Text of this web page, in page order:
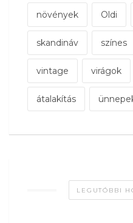
növények Oldi
skandináv színes
vintage virágok
átalakítás
LEGUTÓBBI